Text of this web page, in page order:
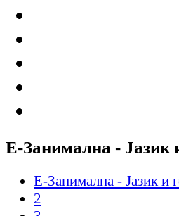
Е-Занимална - Јазик
Е-Занимална - Јазик и
2